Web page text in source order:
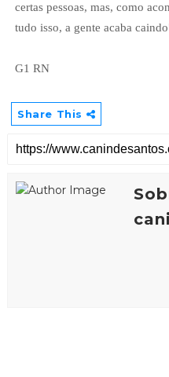
certas pessoas, mas, como
tudo isso, a gente acaba
G1 RN
Share This